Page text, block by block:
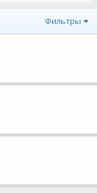
Фильтры